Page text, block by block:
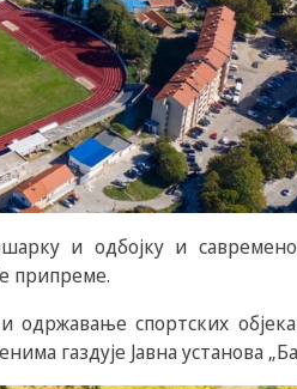
и одбојку и
припреме.
одржавање спортских
газдује Јавна установа